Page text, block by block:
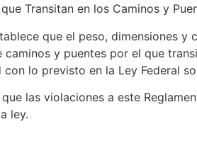
Transitan en los Caminos y
que el peso, dimensiones
caminos y puentes por el que
lo previsto en la Ley Federal
que las violaciones a este
ley.